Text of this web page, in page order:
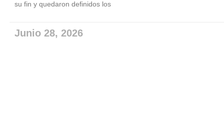
su fin y quedaron definidos los
Junio 28, 2026